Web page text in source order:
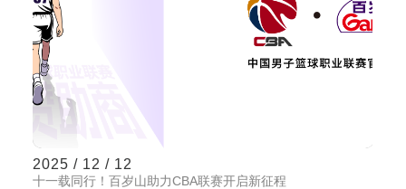
2025 / 12 / 12
十一载同行！百岁山助力CBA联赛开启新征程